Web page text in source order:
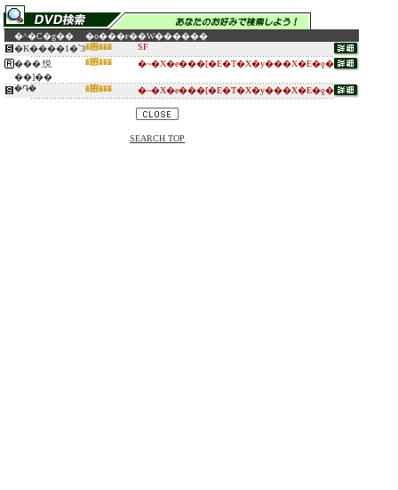
�^�C�g�� �o���ғ��W������
�K����1�`3�΋���
SF
���܂悦
��]��
�΋��� �~�X�e���[�E�T�X�y���X�E�ƍ�
�֏� �΋��� �~�X�e���[�E�T�X�y���X�E�ƍ�
SEARCH TOP